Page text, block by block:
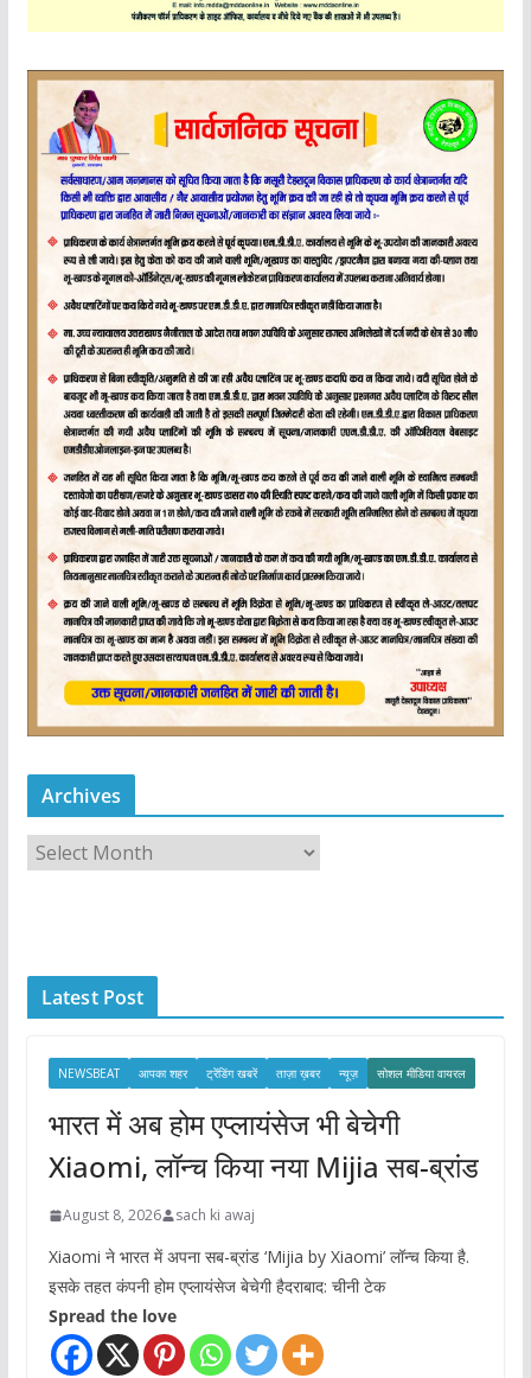
Archives
r
e
Latest Post
NEWSBEAT आपका शहर ट्रेंडिंग खबरें ताज़ा ख़बर न्यूज़ सोशल मीडिया वायरल
भारत में अब होम एप्लायंसेज भी बेचेगी
Xiaomi, लॉन्च किया नया Mijia सब-ब्रांड
August 8, 2026 sach ki awaj
Xiaomi ने भारत में अपना सब-ब्रांड ‘Mijia by Xiaomi’ लॉन्च किया है.
इसके तहत कंपनी होम एप्लायंसेज बेचेगी हैदराबाद: चीनी टेक
Spread the love